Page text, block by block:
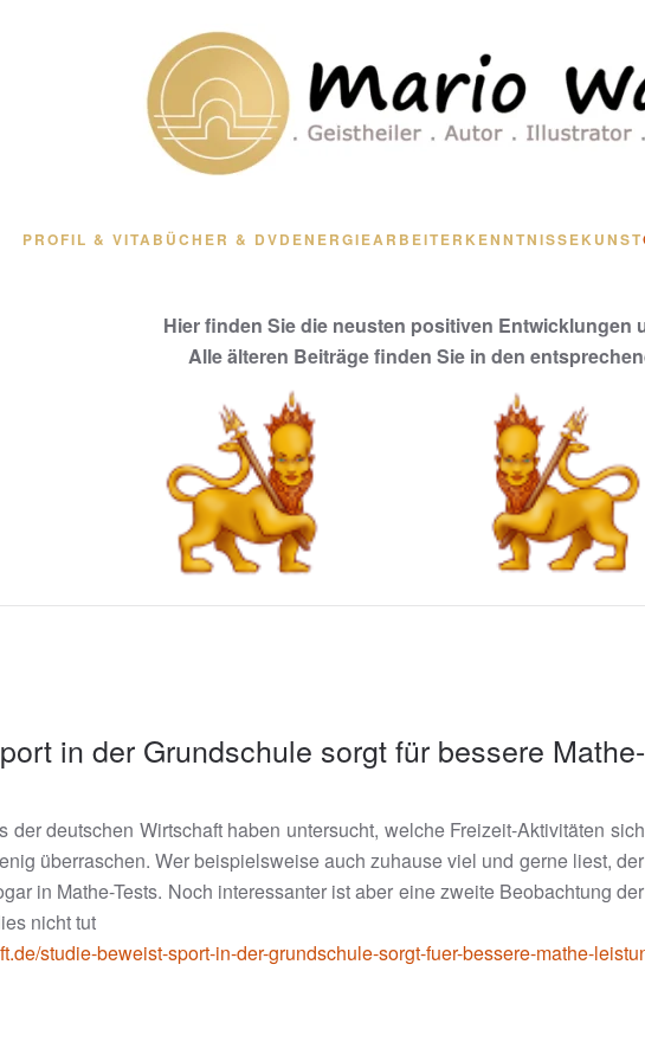
PROFIL & VITA BÜCHER & DVD ENERGIEARBEITERKENNTNISSEKUNST
Hier finden Sie die neusten positiven Entwicklungen
Alle älteren Beiträge finden Sie in den
in der Grundschule sorgt für bessere
der deutschen Wirtschaft haben untersucht, welche Freizeit-Aktivitäten
überraschen. Wer beispielsweise auch zuhause viel und gerne liest,
in Mathe-Tests. Noch interessanter ist aber eine zweite Beobachtung
nicht tut
studie-beweist-sport-in-der-grundschule-sorgt-fuer-bessere-mathe-